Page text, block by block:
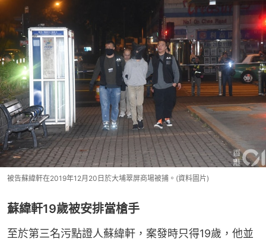
被告蘇緯軒在2019年12月20日於大埔翠屏商場被捕。(資料圖片)
蘇緯軒19歲被安排當槍手
至於第三名污點證人蘇緯軒，案發時只得19歲，他並